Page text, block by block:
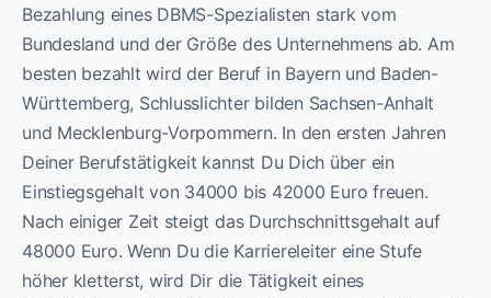
Bezahlung eines DBMS-Spezialisten stark vom
Bundesland und der Größe des Unternehmens ab. Am
besten bezahlt wird der Beruf in Bayern und Baden-
Württemberg, Schlusslichter bilden Sachsen-Anhalt
und Mecklenburg-Vorpommern. In den ersten Jahren
Deiner Berufstätigkeit kannst Du Dich über ein
Einstiegsgehalt von 34000 bis 42000 Euro freuen.
Nach einiger Zeit steigt das Durchschnittsgehalt auf
48000 Euro. Wenn Du die Karriereleiter eine Stufe
höher kletterst, wird Dir die Tätigkeit eines